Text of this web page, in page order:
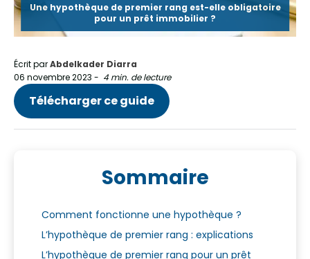
Une hypothèque de premier rang est-elle obligatoire
pour un prêt immobilier ?
Écrit parAbdelkader Diarra
06 novembre 2023 - 4 min. de lecture
Télécharger ce guide
Sommaire
Comment fonctionne une hypothèque ?
L’hypothèque de premier rang : explications
L’hypothèque de premier rang pour un prêt